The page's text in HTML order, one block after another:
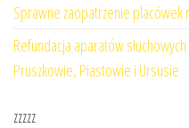
Sprawne zaopatrzenie placówek
Refundacja aparatów
Pruszkowie, Piastowie i Ursusie
zzzzz